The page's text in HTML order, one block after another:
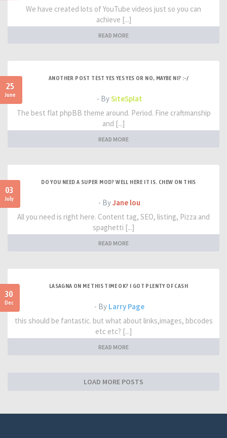
We have created lots of YouTube videos just so you can
achieve [...]
READ MORE
25
June
ANOTHER POST TEST YES YES YES OR NO, MAYBE NI? :-/
- BySiteSplat
The best flat phpBB theme around. Period. Fine craftmanship
and [...]
READ MORE
03
July
DO YOU NEED A SUPER MOD? WELL HERE IT IS. CHEW ON THIS
- ByJane lou
All you need is right here. Content tag, SEO, listing, Pizza and
spaghetti [...]
READ MORE
30
Dec
LASAGNA ON ME THIS TIME OK? I GOT PLENTY OF CASH
- By Larry Page
this should be fantastic. but what about links,images, bbcodes
etc etc? [...]
READ MORE
LOAD MORE POSTS